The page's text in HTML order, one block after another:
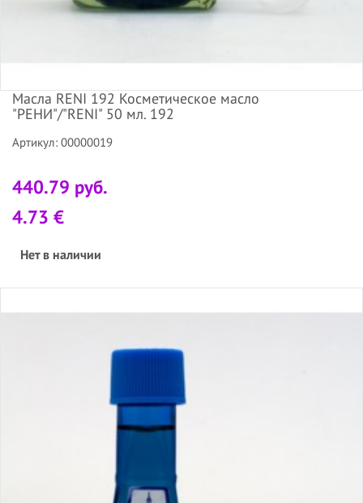
Масла RENI 192 Косметическое масло
"РЕНИ"/"RENI" 50 мл. 192
Артикул: 00000019
440.79 руб.
4.73 €
Нет в наличии